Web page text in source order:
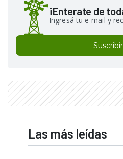
¡Enterate de
Ingresá tu e-mail y
Las más leídas